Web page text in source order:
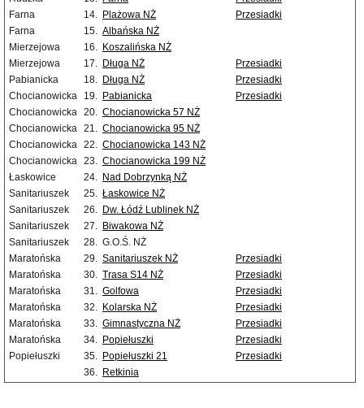
Farna
14. Plażowa NŻ
Przesiadki
Farna
15. Albańska NŻ
Mierzejowa
16. Koszalińska NŻ
Mierzejowa
17. Długa NŻ
Przesiadki
Pabianicka
18. Długa NŻ
Przesiadki
Chocianowicka
19. Pabianicka
Przesiadki
Chocianowicka 20. Chocianowicka 57 NŻ
Chocianowicka 21. Chocianowicka 95 NŻ
Chocianowicka 22. Chocianowicka 143 NŻ
Chocianowicka 23. Chocianowicka 199 NŻ
Łaskowice
24. Nad Dobrzynką NŻ
Sanitariuszek
25. Łaskowice NŻ
Sanitariuszek
26. Dw. Łódź Lublinek NŻ
Sanitariuszek
27. Biwakowa NŻ
Sanitariuszek
28. G.O.Ś. NŻ
Maratońska
29. Sanitariuszek NŻ
Przesiadki
Maratońska
30. Trasa S14 NŻ
Przesiadki
Maratońska
31. Golfowa
Przesiadki
Maratońska
32. Kolarska NŻ
Przesiadki
Maratońska
33. Gimnastyczna NŻ
Przesiadki
Maratońska
34. Popiełuszki
Przesiadki
Popiełuszki
35. Popiełuszki 21
Przesiadki
36. Retkinia